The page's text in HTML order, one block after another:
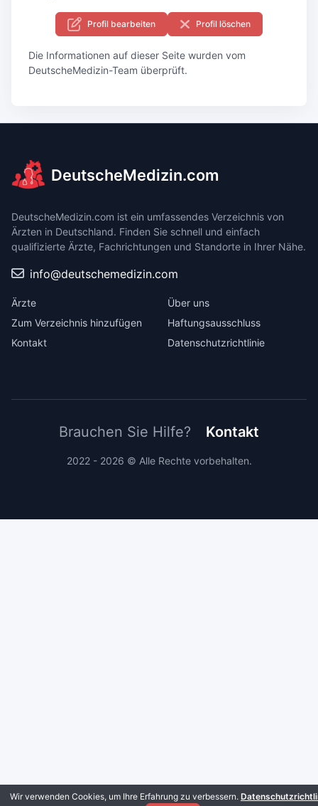
Profil bearbeiten Profil löschen
Die Informationen auf dieser Seite wurden vom
DeutscheMedizin-Team überprüft.
DeutscheMedizin.com
DeutscheMedizin.com ist ein umfassendes Verzeichnis von
Ärzten in Deutschland. Finden Sie schnell und einfach
qualifizierte Ärzte, Fachrichtungen und Standorte in Ihrer Nähe.
info@deutschemedizin.com
Ärzte
Zum Verzeichnis hinzufügen
Kontakt
Über uns
Haftungsausschluss
Datenschutzrichtlinie
Brauchen Sie Hilfe? Kontakt
2022 - 2026 © Alle Rechte vorbehalten.
Wir verwenden Cookies, um Ihre Erfahrung zu verbessern.